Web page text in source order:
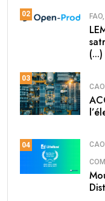
02
(...)
03
04